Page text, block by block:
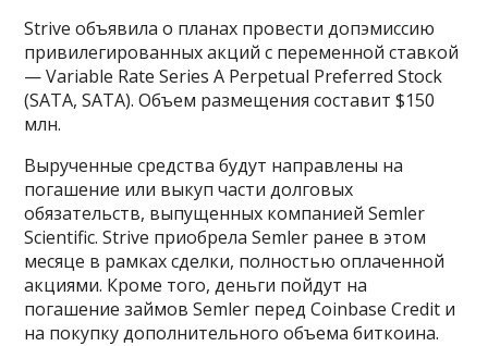
Strive объявила о планах провести допэмиссию
привилегированных акций с переменной ставкой
— Variable Rate Series A Perpetual Preferred Stock
(SATA, SATA). Объем размещения составит $150
млн.
Вырученные средства будут направлены на
погашение или выкуп части долговых
обязательств, выпущенных компанией Semler
Scientific. Strive приобрела Semler ранее в этом
месяце в рамках сделки, полностью оплаченной
акциями. Кроме того, деньги пойдут на
погашение займов Semler перед Coinbase Credit и
на покупку дополнительного объема биткоина.